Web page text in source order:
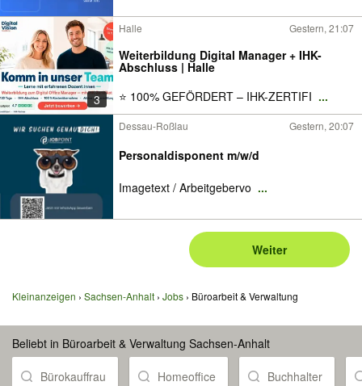
3
Halle Gestern, 21:07
Weiterbildung Digital Manager + IHK-
Abschluss | Halle
⭐ 100% GEFÖRDERT – IHK-ZERTIFI ...
Dessau-Roßlau Gestern, 20:07
Personaldisponent m/w/d
Imagetext / Arbeitgebervo ...
Weiter
Kleinanzeigen Sachsen-Anhalt Jobs Büroarbeit & Verwaltung
Beliebt in Büroarbeit & Verwaltung Sachsen-Anhalt
Bürokauffrau Homeoffice Buchhalter